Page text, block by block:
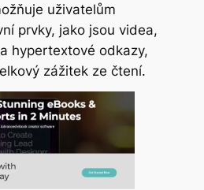
uživatelům
prvky, jako jsou videa,
hypertextové odkazy,
zážitek ze čtení.